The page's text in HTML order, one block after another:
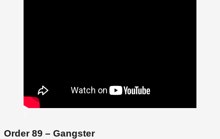
Order 89 – Gangster